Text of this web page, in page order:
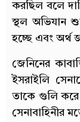
করছিল বলে
স্থল অভিযান
হচ্ছে এবং অর্থ
জেনিনের
ইসরাইলি
তাকে গুলি করে
সেনাবাহিনীর